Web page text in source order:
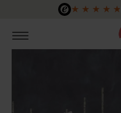
Zum Hauptinhalt springen
★ ★ ★ ★ ★